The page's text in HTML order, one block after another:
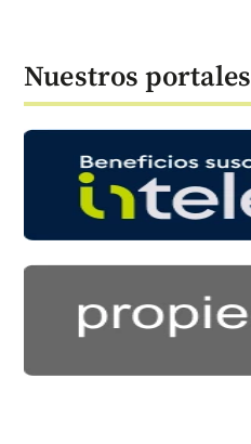
Nuestros portales